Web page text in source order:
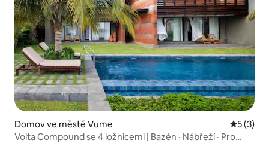
Domov ve městě Vume
5 (3)
Volta Compound se 4 ložnicemi | Bazén · Nábřeží · Pro